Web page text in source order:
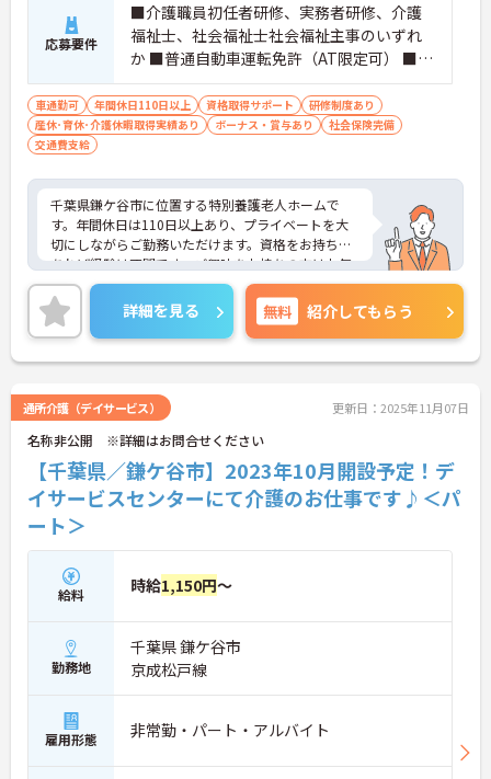
応募要件
■介護職員初任者研修、実務者研修、介護
福祉士、社会福祉士社会福祉主事のいずれ
か ■普通自動車運転免許（AT限定可） ■経
験不問
車通勤可 年間休日110日以上 資格取得サポート
研修制度あり
産休･育休･介護休暇取得実績あり
ボーナス・賞与あり
社会保険完備
交通費支給
千葉県鎌ケ谷市に位置する特別養護老人ホームで
す。年間休日は110日以上あり、プライベートを大
切にしながらご勤務いただけます。資格をお持ちで
あれば経験は不問です。ご興味をお持ちの方はお気
軽にお問い合わせください。
詳細を見る 無料 紹介してもらう
通所介護（デイサービス） 更新日：2025年11月07日
名称非公開 ※詳細はお問合せください
【千葉県／鎌ケ谷市】2023年10月開設予定！デ
イサービスセンターにて介護のお仕事です♪＜パ
ート＞
給料 時給1,150円～
勤務地
千葉県 鎌ケ谷市
京成松戸線
雇用形態 非常勤・パート・アルバイト